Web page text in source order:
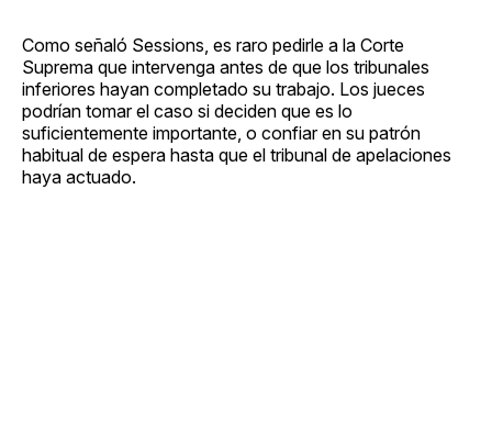
Como señaló Sessions, es raro pedirle a la Corte
Suprema que intervenga antes de que los tribunales
inferiores hayan completado su trabajo. Los jueces
podrían tomar el caso si deciden que es lo
suficientemente importante, o confiar en su patrón
habitual de espera hasta que el tribunal de apelaciones
haya actuado.